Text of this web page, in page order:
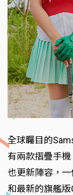
全球矚目的
有兩款摺疊手
也更新陣容，
和最新的旗艦版